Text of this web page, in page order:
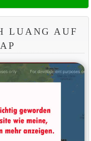
LUANG AUF